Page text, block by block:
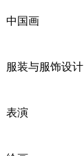
中国画
服装与服饰设计
表演